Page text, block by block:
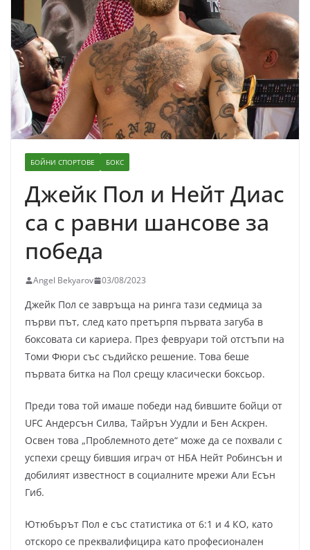
БОЙНИ СПОРТОВЕ БОКС
Джейк Пол и Нейт Диас
са с равни шансове за
победа
Angel Bekyarov 03/08/2023
Джейк Пол се завръща на ринга тази седмица за
първи път, след като претърпя първата загуба в
боксовата си кариера. През февруари той отстъпи на
Томи Фюри със съдийско решение. Това беше
първата битка на Пол срещу класически боксьор.
Преди това той имаше победи над бившите бойци от
UFC Андерсън Силва, Тайрън Уудли и Бен Аскрен.
Освен това „Проблемното дете“ може да се похвали с
успехи срещу бившия играч от НБА Нейт Робинсън и
добилият известност в социалните мрежи Али Есън
Гиб.
Ютюбърът Пол е със статистика от 6:1 и 4 КО, като
отскоро се преквалифицира като професионален